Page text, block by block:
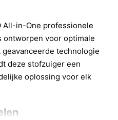
All-in-One professionele
voor optimale
technologie
deze stofzuiger een
oplossing voor elk